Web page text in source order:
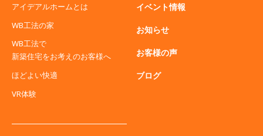
アイデアルホームとは
WB工法の家
WB工法で
新築住宅をお考えのお客様へ
ほどよい快適
VR体験
イベント情報
お知らせ
お客様の声
ブログ